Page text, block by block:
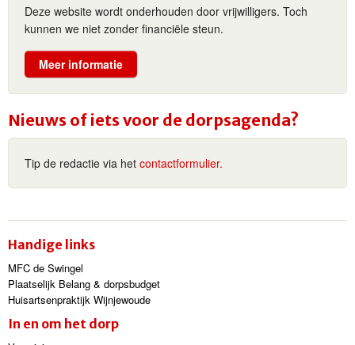
Deze website wordt onderhouden door vrijwilligers. Toch
kunnen we niet zonder financiële steun.
Meer informatie
Nieuws of iets voor de dorpsagenda?
Tip de redactie via het contactformulier.
Handige links
MFC de Swingel
Plaatselijk Belang & dorpsbudget
Huisartsenpraktijk Wijnjewoude
In en om het dorp